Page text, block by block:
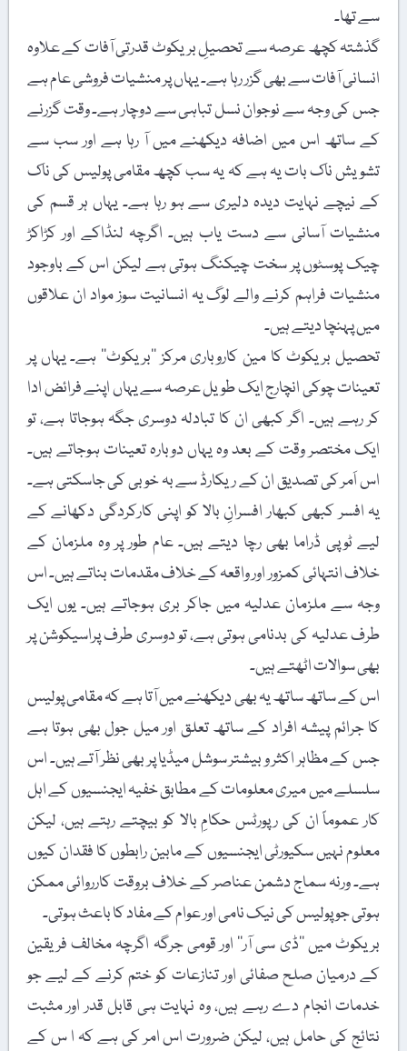
سے تھا۔
گذشتہ کچھ عرصہ سے تحصیلِ بریکوٹ قدرتی آفات کے علاوہ
انسانی آفات سے بھی گزر رہا ہے۔ یہاں پر منشیات فروشی عام ہے
جس کی وجہ سے نوجوان نسل تباہی سے دوچار ہے۔ وقت گزرنے
کے ساتھ اس میں اضافہ دیکھنے میں آ رہا ہے اور سب سے
تشویش ناک بات یہ ہے کہ یہ سب کچھ مقامی پولیس کی ناک
کے نیچے نہایت دیدہ دلیری سے ہو رہا ہے۔ یہاں ہر قسم کی
منشیات آسانی سے دست یاب ہیں۔ اگرچہ لنڈاکے اور کڑاکڑ
چیک پوسٹوں پر سخت چیکنگ ہوتی ہے لیکن اس کے باوجود
منشیات فراہم کرنے والے لوگ یہ انسانیت سوز مواد ان علاقوں
میں پہنچا دیتے ہیں۔
تحصیل بریکوٹ کا مین کاروباری مرکز ’’بریکوٹ‘‘ ہے۔ یہاں پر
تعینات چوکی انچارج ایک طویل عرصہ سے یہاں اپنے فرائض ادا
کر رہے ہیں۔ اگر کبھی ان کا تبادلہ دوسری جگہ ہوجاتا ہے، تو
ایک مختصر وقت کے بعد وہ یہاں دوبارہ تعینات ہوجاتے ہیں۔
اس اَمر کی تصدیق ان کے ریکارڈ سے بہ خوبی کی جاسکتی ہے۔
یہ افسر کبھی کبھار افسرانِ بالا کو اپنی کارکردگی دکھانے کے
لیے ٹوپی ڈراما بھی رچا دیتے ہیں۔ عام طور پر وہ ملزمان کے
خلاف انتہائی کمزور اور واقعہ کے خلاف مقدمات بناتے ہیں۔ اس
وجہ سے ملزمان عدلیہ میں جاکر بری ہوجاتے ہیں۔ یوں ایک
طرف عدلیہ کی بدنامی ہوتی ہے، تو دوسری طرف پراسیکوشن پر
بھی سوالات اٹھتے ہیں۔
اس کے ساتھ ساتھ یہ بھی دیکھنے میں آتا ہے کہ مقامی پولیس
کا جرائم پیشہ افراد کے ساتھ تعلق اور میل جول بھی ہوتا ہے
جس کے مظاہر اکثر و بیشتر سوشل میڈیا پر بھی نظر آتے ہیں۔ اس
سلسلے میں میری معلومات کے مطابق خفیہ ایجنسیوں کے اہل
کار عموماً ان کی رپورٹس حکامِ بالا کو بیچتے رہتے ہیں، لیکن
معلوم نہیں سکیورٹی ایجنسیوں کے مابین رابطوں کا فقدان کیوں
ہے۔ ورنہ سماج دشمن عناصر کے خلاف بروقت کارروائی ممکن
ہوتی جو پولیس کی نیک نامی اور عوام کے مفاد کا باعث ہوتی۔
بریکوٹ میں ’’ڈی سی آر‘‘ اور قومی جرگہ اگرچہ مخالف فریقین
کے درمیان صلح صفائی اور تنازعات کو ختم کرنے کے لیے جو
خدمات انجام دے رہے ہیں، وہ نہایت ہی قابل قدر اور مثبت
نتائج کی حامل ہیں، لیکن ضرورت اس امر کی ہے کہ ا س کے